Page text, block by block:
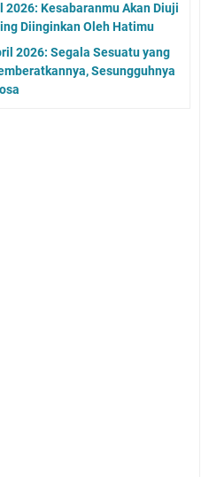
2026: Kesabaranmu Akan Diuji
Diinginkan Oleh Hatimu
2026: Segala Sesuatu yang
Sesungguhnya